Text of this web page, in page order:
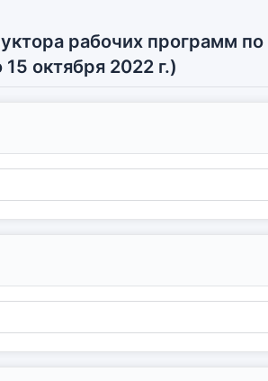
рабочих программ по
октября 2022 г.)